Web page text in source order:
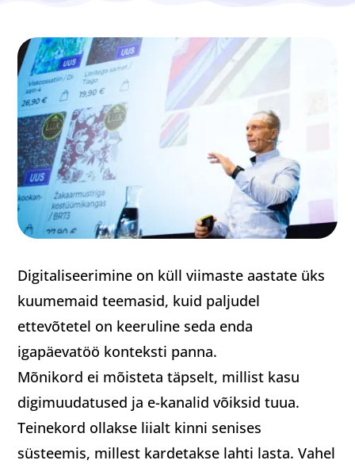
Digitaliseerimine on küll viimaste aastate üks
kuumemaid teemasid, kuid paljudel
ettevõtetel on keeruline seda enda
igapäevatöö konteksti panna.
Mõnikord ei mõisteta täpselt, millist kasu
digimuudatused ja e-kanalid võiksid tuua.
Teinekord ollakse liialt kinni senises
süsteemis, millest kardetakse lahti lasta. Vahel